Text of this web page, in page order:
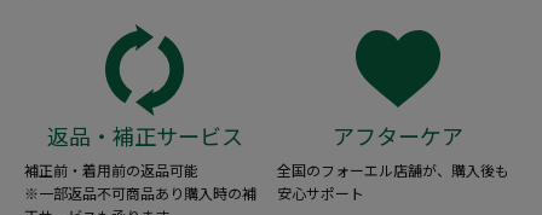
返品・補正サービス
補正前・着用前の返品可能
※一部返品不可商品あり購入時の補
アフターケア
全国のフォーエル店舗が、購入後も
安心サポート